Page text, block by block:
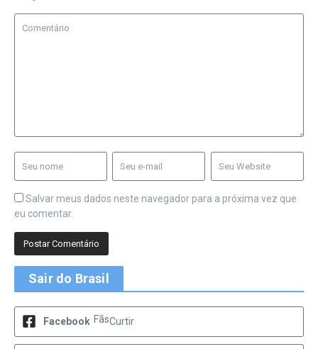
Salvar meus dados neste navegador para a próxima vez que
eu comentar.
Sair do Brasil
Facebook FãsCurtir